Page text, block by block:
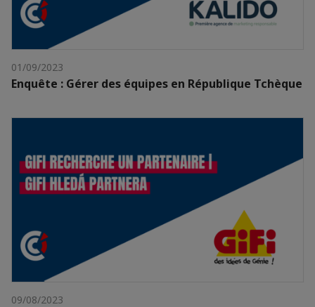
01/09/2023
Enquête : Gérer des équipes en République Tchèque
09/08/2023